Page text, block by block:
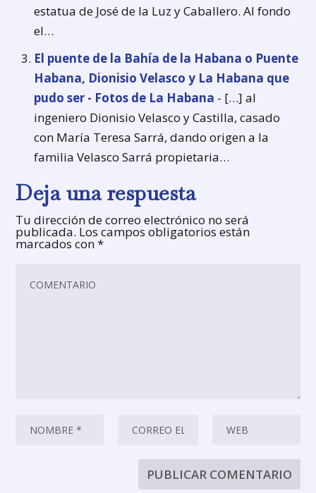
estatua de José de la Luz y Caballero. Al fondo
el…
El puente de la Bahía de la Habana o Puente
Habana, Dionisio Velasco y La Habana que
pudo ser - Fotos de La Habana - […] al
ingeniero Dionisio Velasco y Castilla, casado
con María Teresa Sarrá, dando origen a la
familia Velasco Sarrá propietaria…
Deja una respuesta
Tu dirección de correo electrónico no será
publicada. Los campos obligatorios están
marcados con*